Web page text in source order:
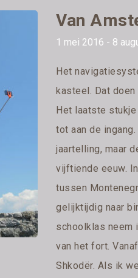
Van
1 mei 2016 - 8
Het
kasteel. Dat doen
Het laatste
tot aan de
jaartelling, maar
vijftiende eeuw.
tussen
gelijktijdig naar
schoolklas neem
van het fort.
Shkodër. Als ik